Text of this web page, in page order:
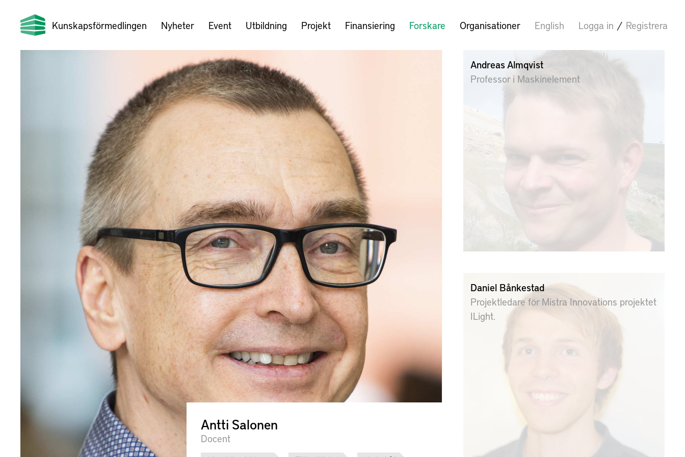
Kunskapsförmedlingen Nyheter Event Utbildning Projekt Finansiering Forskare Organisationer English Logga in / Registrera
Antti Salonen
Docent
Andreas Almqvist
Professor i Maskinelement
Daniel Bånkestad
Projektledare för Mistra Innovations projektet
ILight.